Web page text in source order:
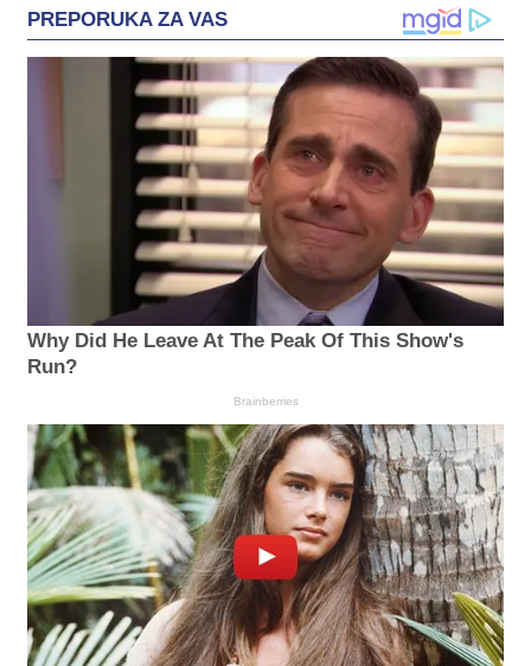
PREPORUKA ZA VAS
Why Did He Leave At The Peak Of This Show's
Run?
Brainberries